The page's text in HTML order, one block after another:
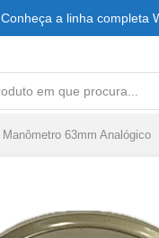
Conheça a linha completa
Search
Manômetro 63mm Analógico